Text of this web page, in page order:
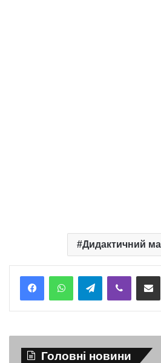
Дидактичний
TelegramViber
Головні новини